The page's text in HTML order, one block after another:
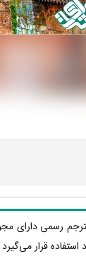
رسمی
استفاده قرار